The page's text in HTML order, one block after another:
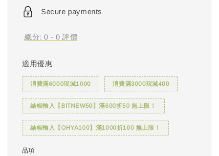
Secure payments
總分:0 - 0 評價
適用優惠
消費滿6000現減1000 消費滿3000現減400
結帳輸入【BITNEW50】滿600折50 無上限！
結帳輸入【OHYA100】滿1000折100 無上限！
品項